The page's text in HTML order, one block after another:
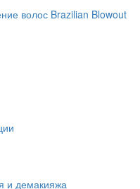
волос Brazilian Blowout
и демакияжа